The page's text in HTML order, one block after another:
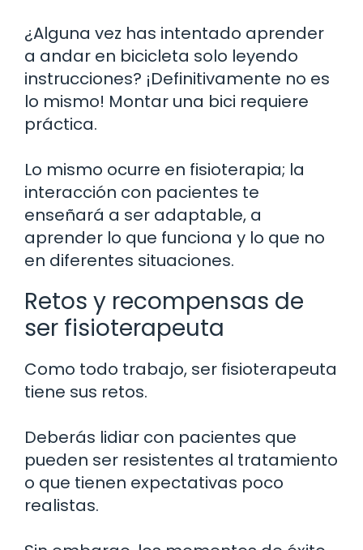
¿Alguna vez has intentado aprender
a andar en bicicleta solo leyendo
instrucciones? ¡Definitivamente no es
lo mismo! Montar una bici requiere
práctica.
Lo mismo ocurre en fisioterapia; la
interacción con pacientes te
enseñará a ser adaptable, a
aprender lo que funciona y lo que no
en diferentes situaciones.
Retos y recompensas de
ser fisioterapeuta
Como todo trabajo, ser fisioterapeuta
tiene sus retos.
Deberás lidiar con pacientes que
pueden ser resistentes al tratamiento
o que tienen expectativas poco
realistas.